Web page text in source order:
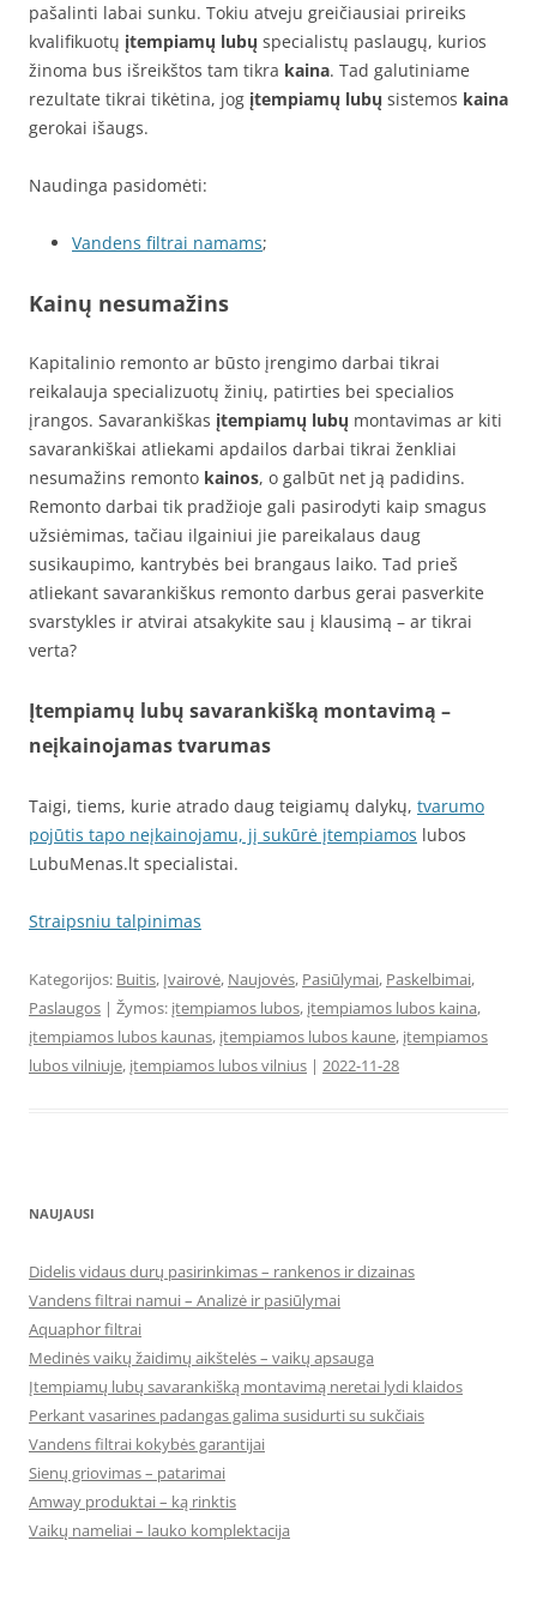
pašalinti labai sunku. Tokiu atveju greičiausiai prireiks
kvalifikuotų įtempiamų lubų specialistų paslaugų, kurios
žinoma bus išreikštos tam tikra kaina. Tad galutiniame
rezultate tikrai tikėtina, jog įtempiamų lubų sistemos kaina
gerokai išaugs.
Naudinga pasidomėti:
Vandens filtrai namams;
Kainų nesumažins
Kapitalinio remonto ar būsto įrengimo darbai tikrai
reikalauja specializuotų žinių, patirties bei specialios
įrangos. Savarankiškas įtempiamų lubų montavimas ar kiti
savarankiškai atliekami apdailos darbai tikrai ženkliai
nesumažins remonto kainos, o galbūt net ją padidins.
Remonto darbai tik pradžioje gali pasirodyti kaip smagus
užsiėmimas, tačiau ilgainiui jie pareikalaus daug
susikaupimo, kantrybės bei brangaus laiko. Tad prieš
atliekant savarankiškus remonto darbus gerai pasverkite
svarstykles ir atvirai atsakykite sau į klausimą – ar tikrai
verta?
Įtempiamų lubų savarankišką montavimą –
neįkainojamas tvarumas
Taigi, tiems, kurie atrado daug teigiamų dalykų, tvarumo
pojūtis tapo neįkainojamu, jį sukūrė įtempiamos lubos
LubuMenas.lt specialistai.
Straipsniu talpinimas
Kategorijos: Buitis, Įvairovė, Naujovės, Pasiūlymai, Paskelbimai,
Paslaugos | Žymos: įtempiamos lubos, įtempiamos lubos kaina,
įtempiamos lubos kaunas, įtempiamos lubos kaune, įtempiamos
lubos vilniuje, įtempiamos lubos vilnius | 2022-11-28
NAUJAUSI
Didelis vidaus durų pasirinkimas – rankenos ir dizainas
Vandens filtrai namui – Analizė ir pasiūlymai
Aquaphor filtrai
Medinės vaikų žaidimų aikštelės – vaikų apsauga
Įtempiamų lubų savarankišką montavimą neretai lydi klaidos
Perkant vasarines padangas galima susidurti su sukčiais
Vandens filtrai kokybės garantijai
Sienų griovimas – patarimai
Amway produktai – ką rinktis
Vaikų nameliai – lauko komplektacija